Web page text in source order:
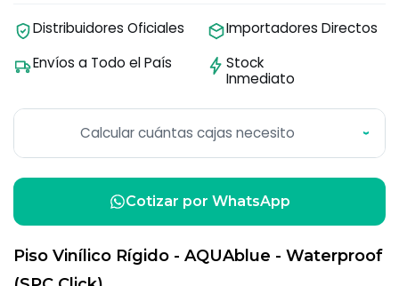
Distribuidores Oficiales
Importadores Directos
Envíos a Todo el País
Stock
Inmediato
Calcular cuántas cajas necesito ›
Cotizar por WhatsApp
Piso Vinílico Rígido - AQUAblue - Waterproof